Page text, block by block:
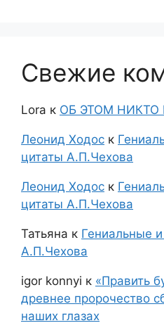
Свежие
Lora к ОБ ЭТОМ НИКТО
Леонид Ходос к
цитаты А.П.Чехова
Леонид Ходос к
цитаты А.П.Чехова
Татьяна к Гениальные
А.П.Чехова
igor konnyi к «Править
древнее пророчество
наших глазах